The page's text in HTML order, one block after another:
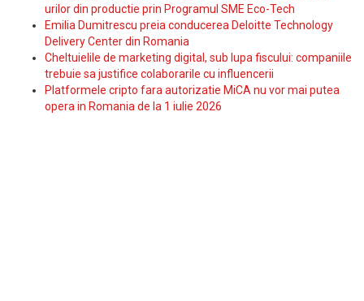
urilor din productie prin Programul SME Eco-Tech
Emilia Dumitrescu preia conducerea Deloitte Technology
Delivery Center din Romania
Cheltuielile de marketing digital, sub lupa fiscului: companiile
trebuie sa justifice colaborarile cu influencerii
Platformele cripto fara autorizatie MiCA nu vor mai putea
opera in Romania de la 1 iulie 2026